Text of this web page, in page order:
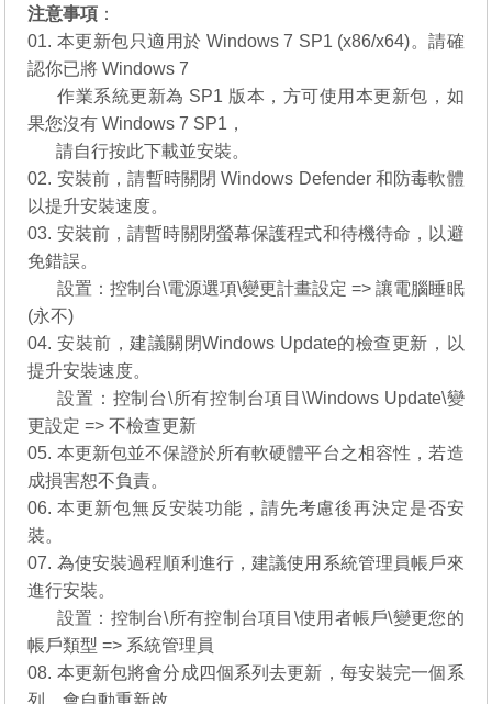
注意事項 ：
01. 本更新包只適用於 Windows 7 SP1 (x86/x64)。請確
認你已將 Windows 7
作業系統更新為 SP1 版本，方可使用本更新包，如
果您沒有Windows 7 SP1 ，
請自行按此下載並安裝。
02. 安裝前，請暫時關閉 Windows Defender 和防毒軟體
以提升安裝速度。
03. 安裝前，請暫時關閉螢幕保護程式和待機待命，以避
免錯誤。
設置：控制台\電源選項\變更計畫設定 => 讓電腦睡眠
(永不)
04. 安裝前，建議關閉Windows Update的檢查更新，以
提升安裝速度。
設置：控制台\所有控制台項目\Windows Update\變
更設定 => 不檢查更新
05. 本更新包並不保證於所有軟硬體平台之相容性，若造
成損害恕不負責。
06. 本更新包無反安裝功能，請先考慮後再決定是否安
裝。
07. 為使安裝過程順利進行，建議使用系統管理員帳戶來
進行安裝。
設置：控制台\所有控制台項目\使用者帳戶\變更您的
帳戶類型 => 系統管理員
08. 本更新包將會分成四個系列去更新，每安裝完一個系
列，會自動重新啟。